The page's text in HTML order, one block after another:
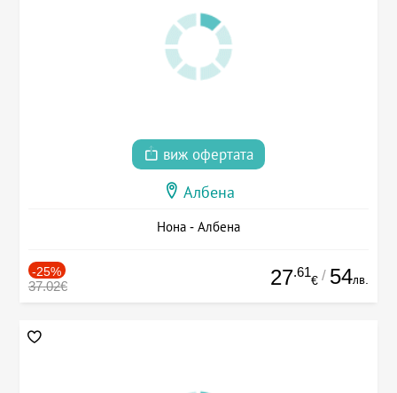
виж офертата
Албена
Нона - Албена
-25%
37.02€ 27.61
€ / 54лв.